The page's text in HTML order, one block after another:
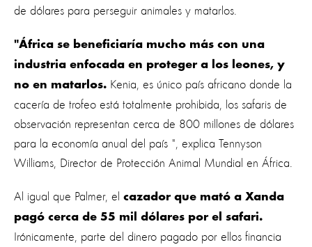
de dólares para perseguir animales y matarlos.
"África se beneficiaría mucho más con una
industria enfocada en proteger a los leones, y
no en matarlos. Kenia, es único país africano donde la
cacería de trofeo está totalmente prohibida, los safaris de
observación representan cerca de 800 millones de dólares
para la economía anual del país ", explica Tennyson
Williams, Director de Protección Animal Mundial en África.
Al igual que Palmer, el cazador que mató a Xanda
pagó cerca de 55 mil dólares por el safari.
Irónicamente, parte del dinero pagado por ellos financia